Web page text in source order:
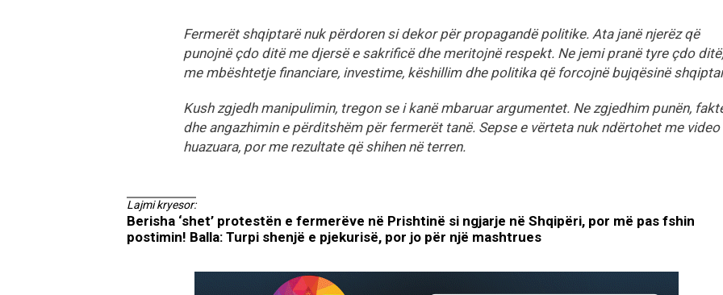
Fermerët shqiptarë nuk përdoren si dekor për propagandë politike. Ata janë njerëz që
punojnë çdo ditë me djersë e sakrificë dhe meritojnë respekt. Ne jemi pranë tyre çdo ditë,
me mbështetje financiare, investime, këshillim dhe politika që forcojnë bujqësinë
Kush zgjedh manipulimin, tregon se i kanë mbaruar argumentet. Ne zgjedhim punën,
dhe angazhimin e përditshëm për fermerët tanë. Sepse e vërteta nuk ndërtohet me video
huazuara, por me rezultate që shihen në terren.
Lajmi kryesor:
Berisha ‘shet’ protestën e fermerëve në Prishtinë si ngjarje në Shqipëri, por më pas fshin
postimin! Balla: Turpi shenjë e pjekurisë, por jo për një mashtrues